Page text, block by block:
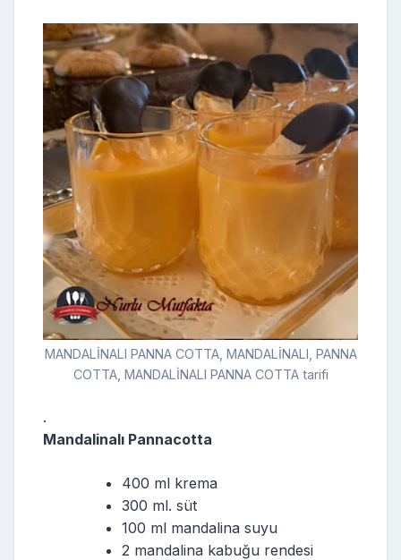
MANDALİNALI PANNA COTTA, MANDALİNALI, PANNA
COTTA, MANDALİNALI PANNA COTTA tarifi
.
Mandalinalı Pannacotta
400 ml krema
300 ml. süt
100 ml mandalina suyu
2 mandalina kabuğu rendesi